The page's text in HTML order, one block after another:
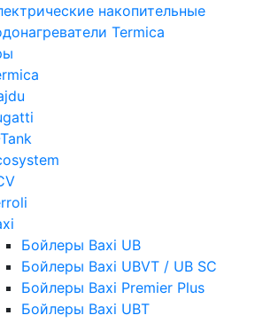
накопительные
Termica
Бойлеры Baxi UB
Бойлеры Baxi UBVT / UB SC
Бойлеры Baxi Premier Plus
Бойлеры Baxi UBT